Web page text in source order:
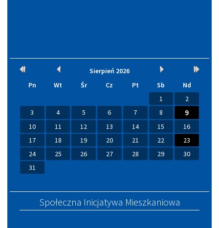
Kalendarium
Rok
Miesiąc
wcześniej
Sierpień 2026
Miesiąc
Rok
Pn Wt Śr Cz Pt Sb
Nd
1
2
3
4 5 6 7 8 9
10 11 12 13 14 15
16
17
18 19 20 21 22
23
24
25 26 27 28 29
30
31
Społeczna Inicjatywa Mieszkaniowa